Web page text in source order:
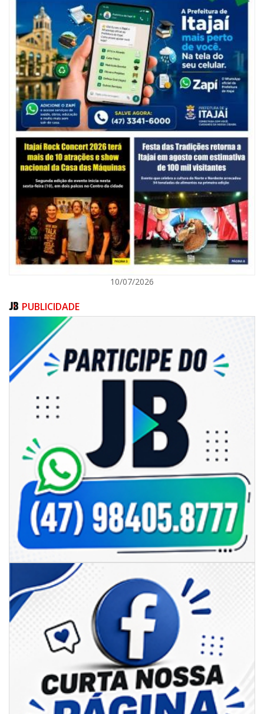
06/08/2026 | 10:14
Defesa Civil de SC monitora formação de ciclone-bomba no Sul do Brasil;
entenda como o fenômeno se forma e quais os impactos no estado
ITAJAÍ
06/08/2026 | 18:18
Programa de IST/Aids e Hepatites Virais faz testagem rápida em frente
ao CIS
GERAL
10/07/2026
PUBLICIDADE